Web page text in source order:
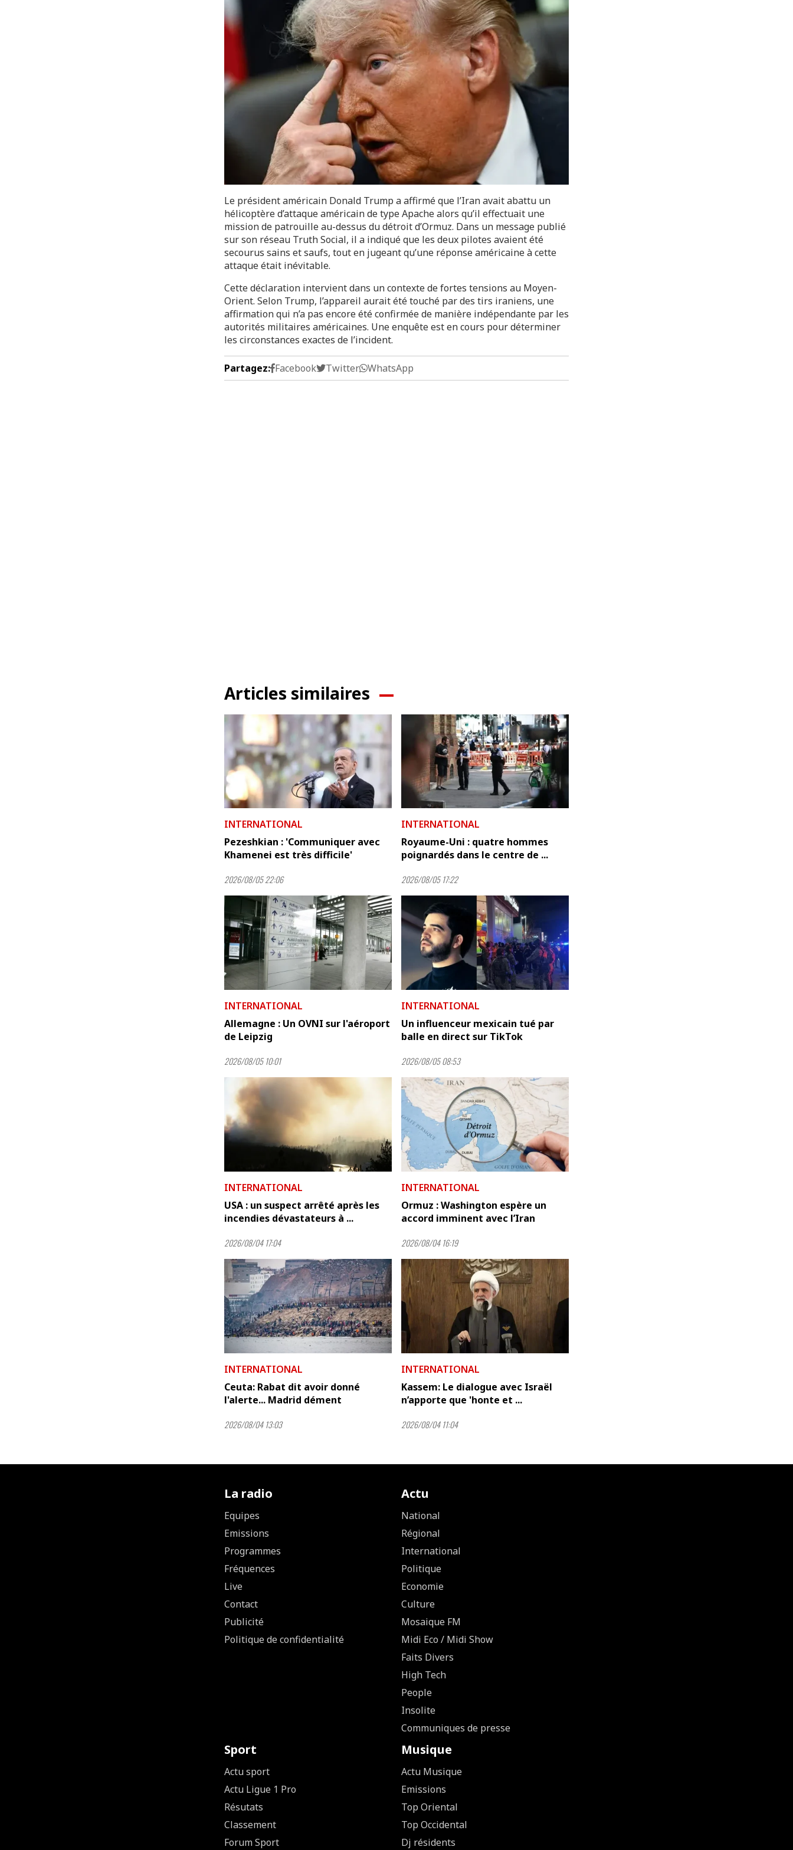
Le président américain Donald Trump a affirmé que l’Iran avait abattu un
hélicoptère d’attaque américain de type Apache alors qu’il effectuait une
mission de patrouille au-dessus du détroit d’Ormuz. Dans un message publié
sur son réseau Truth Social, il a indiqué que les deux pilotes avaient été
secourus sains et saufs, tout en jugeant qu’une réponse américaine à cette
attaque était inévitable.
Cette déclaration intervient dans un contexte de fortes tensions au Moyen-
Orient. Selon Trump, l’appareil aurait été touché par des tirs iraniens, une
affirmation qui n’a pas encore été confirmée de manière indépendante par les
autorités militaires américaines. Une enquête est en cours pour déterminer
les circonstances exactes de l’incident.
Partagez: Facebook Twitter WhatsApp
Articles similaires
INTERNATIONAL
Pezeshkian : 'Communiquer avec
Khamenei est très difficile'
2026/08/05 22:06
INTERNATIONAL
Royaume-Uni : quatre hommes
poignardés dans le centre de ...
2026/08/05 17:22
INTERNATIONAL
Allemagne : Un OVNI sur l'aéroport
de Leipzig
2026/08/05 10:01
INTERNATIONAL
Un influenceur mexicain tué par
balle en direct sur TikTok
2026/08/05 08:53
INTERNATIONAL
USA : un suspect arrêté après les
incendies dévastateurs à ...
2026/08/04 17:04
INTERNATIONAL
Ormuz : Washington espère un
accord imminent avec l’Iran
2026/08/04 16:19
INTERNATIONAL
Ceuta: Rabat dit avoir donné
l'alerte... Madrid dément
2026/08/04 13:03
INTERNATIONAL
Kassem: Le dialogue avec Israël
n’apporte que 'honte et ...
2026/08/04 11:04
La radio
Equipes
Emissions
Programmes
Fréquences
Live
Contact
Publicité
Politique de confidentialité
Actu
National
Régional
International
Politique
Economie
Culture
Mosaique FM
Midi Eco / Midi Show
Faits Divers
High Tech
People
Insolite
Communiques de presse
Sport
Actu sport
Actu Ligue 1 Pro
Résutats
Classement
Forum Sport
Musique
Actu Musique
Emissions
Top Oriental
Top Occidental
Dj résidents